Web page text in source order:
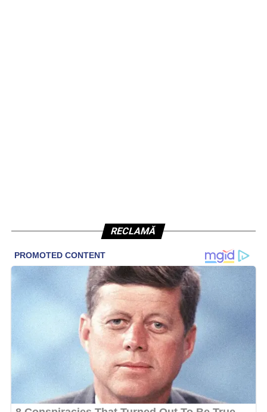
RECLAMĂ